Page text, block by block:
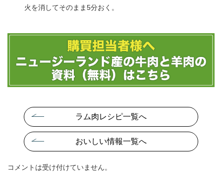
火を消してそのまま5分おく。
ラム肉レシピ一覧へ
おいしい情報一覧へ
コメントは受け付けていません。